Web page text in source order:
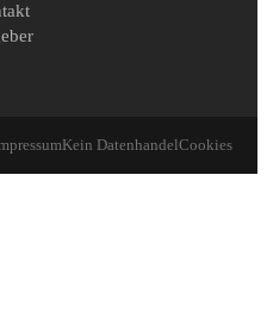
Kein DatenhandelCookies